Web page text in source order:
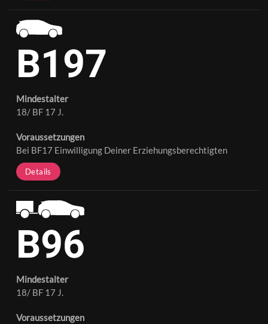
B197
Mindestalter
18/ BF 17 J.
Voraussetzungen
Bei BF17 Einwilligung Deiner Erziehungsberechtigten
Details
B96
Mindestalter
18/ BF 17 J.
Voraussetzungen